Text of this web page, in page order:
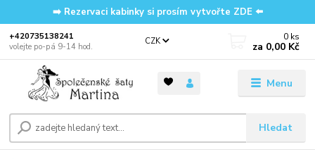
➡️ Rezervaci kabinky si prosím vytvořte ZDE ⬅️
Menu
CZK
Hledat
‭+420735138241
volejte po-pá 9-14 hod.
0 ks
za 0,00 Kč